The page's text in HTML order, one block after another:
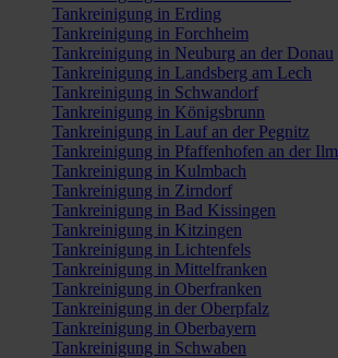
Tankreinigung in Erding
Tankreinigung in Forchheim
Tankreinigung in Neuburg an der Donau
Tankreinigung in Landsberg am Lech
Tankreinigung in Schwandorf
Tankreinigung in Königsbrunn
Tankreinigung in Lauf an der Pegnitz
Tankreinigung in Pfaffenhofen an der Ilm
Tankreinigung in Kulmbach
Tankreinigung in Zirndorf
Tankreinigung in Bad Kissingen
Tankreinigung in Kitzingen
Tankreinigung in Lichtenfels
Tankreinigung in Mittelfranken
Tankreinigung in Oberfranken
Tankreinigung in der Oberpfalz
Tankreinigung in Oberbayern
Tankreinigung in Schwaben